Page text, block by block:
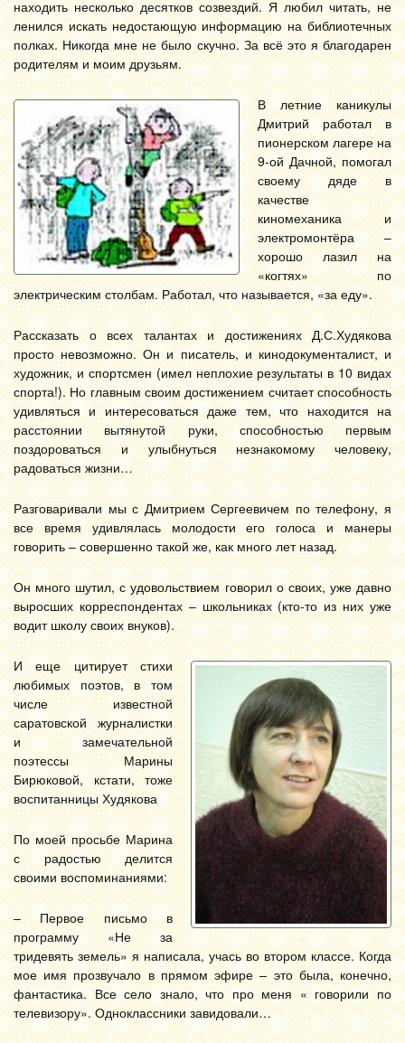
находить несколько десятков созвездий. Я любил читать, не
ленился искать недостающую информацию на библиотечных
полках. Никогда мне не было скучно. За всё это я благодарен
родителям и моим друзьям.
В летние каникулы
Дмитрий работал в
пионерском лагере на
9-ой Дачной, помогал
своему дяде в
качестве
киномеханика и
электромонтёра –
хорошо лазил на
«когтях» по
электрическим столбам. Работал, что называется, «за еду».
Рассказать о всех талантах и достижениях Д.С.Худякова
просто невозможно. Он и писатель, и кинодокументалист, и
художник, и спортсмен (имел неплохие результаты в 10 видах
спорта!). Но главным своим достижением считает способность
удивляться и интересоваться даже тем, что находится на
расстоянии вытянутой руки, способностью первым
поздороваться и улыбнуться незнакомому человеку,
радоваться жизни…
Разговаривали мы с Дмитрием Сергеевичем по телефону, я
все время удивлялась молодости его голоса и манеры
говорить – совершенно такой же, как много лет назад.
Он много шутил, с удовольствием говорил о своих, уже давно
выросших корреспондентах – школьниках (кто-то из них уже
водит школу своих внуков).
И еще цитирует стихи
любимых поэтов, в том
числе известной
саратовской журналистки
и замечательной
поэтессы Марины
Бирюковой, кстати, тоже
воспитанницы Худякова
По моей просьбе Марина
с радостью делится
своими воспоминаниями:
– Первое письмо в
программу «Не за
тридевять земель» я написала, учась во втором классе. Когда
мое имя прозвучало в прямом эфире – это была, конечно,
фантастика. Все село знало, что про меня « говорили по
телевизору». Одноклассники завидовали…